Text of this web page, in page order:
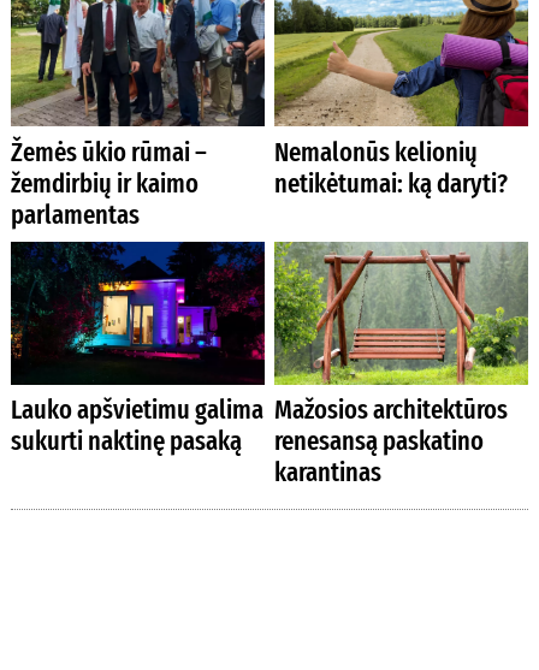
Žemės ūkio rūmai –
žemdirbių ir kaimo
parlamentas
Nemalonūs kelionių
netikėtumai: ką daryti?
Lauko apšvietimu galima
sukurti naktinę pasaką
Mažosios architektūros
renesansą paskatino
karantinas